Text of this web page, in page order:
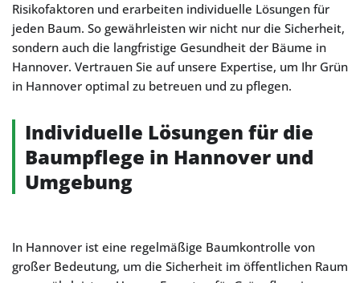
Risikofaktoren und erarbeiten individuelle Lösungen für
jeden Baum. So gewährleisten wir nicht nur die Sicherheit,
sondern auch die langfristige Gesundheit der Bäume in
Hannover. Vertrauen Sie auf unsere Expertise, um Ihr Grün
in Hannover optimal zu betreuen und zu pflegen.
Individuelle Lösungen für die
Baumpflege in Hannover und
Umgebung
In Hannover ist eine regelmäßige Baumkontrolle von
großer Bedeutung, um die Sicherheit im öffentlichen Raum